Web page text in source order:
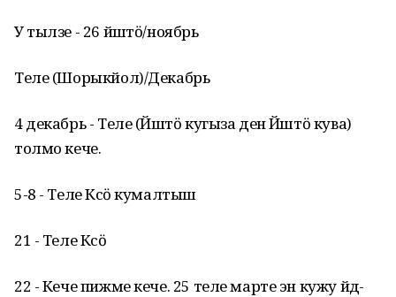
У тылзе - 26 йӱштӧ/ноябрь
Теле (Шорыкйол)/Декабрь
4 декабрь - Теле (Йӱштӧ кугыза ден Йӱштӧ кува)
толмо кече.
5-8 - Теле Кӱсӧ кумалтыш
21 - Теле Кӱсӧ
22 - Кече пижме кече. 25 теле марте эн кужу йӱд-